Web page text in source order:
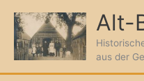
Inhalt
springen
Alt-
aus der